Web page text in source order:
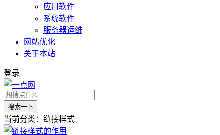
应用软件
系统软件
服务器运维
网站优化
关于本站
登录
搜索一下
当前分类：链接样式